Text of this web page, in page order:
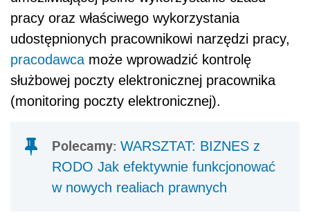
pracy oraz właściwego wykorzystania
udostępnionych pracownikowi narzędzi pracy,
pracodawca może wprowadzić kontrolę
służbowej poczty elektronicznej pracownika
(monitoring poczty elektronicznej).
Polecamy: WARSZTAT: BIZNES z
RODO Jak efektywnie funkcjonować
w nowych realiach prawnych